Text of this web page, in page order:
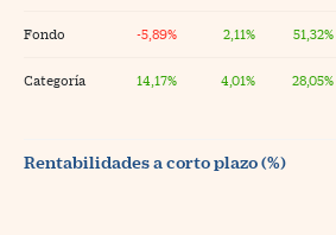
Fondo -5,89% 2,11% 51,32%
Categoría 14,17% 4,01% 28,05%
Rentabilidades a corto plazo (%)